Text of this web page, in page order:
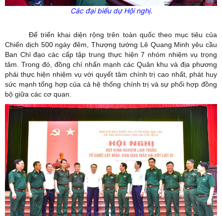
Các đại biểu dự Hội nghị.
Để triển khai diện rộng trên toàn quốc theo mục tiêu của
Chiến dịch 500 ngày đêm, Thượng tướng Lê Quang Minh yêu cầu
Ban Chỉ đạo các cấp tập trung thực hiện 7 nhóm nhiệm vụ trọng
tâm. Trong đó, đồng chí nhấn mạnh các Quân khu và địa phương
phải thực hiện nhiệm vụ với quyết tâm chính trị cao nhất, phát huy
sức mạnh tổng hợp của cả hệ thống chính trị và sự phối hợp đồng
bộ giữa các cơ quan.